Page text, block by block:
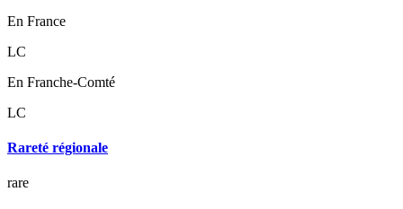
En France
LC
En Franche-Comté
LC
Rareté régionale
rare